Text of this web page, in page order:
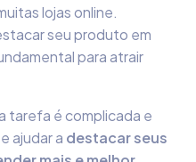
lojas online.
seu produto em
para atrair
tarefa é complicada e
ajudar a destacar seus